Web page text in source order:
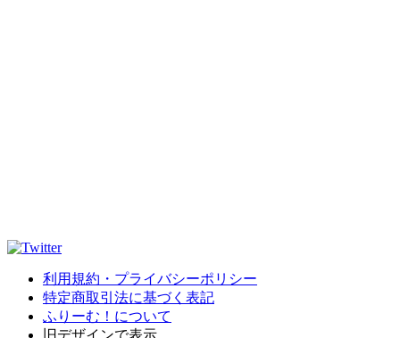
利用規約・プライバシーポリシー
特定商取引法に基づく表記
ふりーむ！について
旧デザインで表示